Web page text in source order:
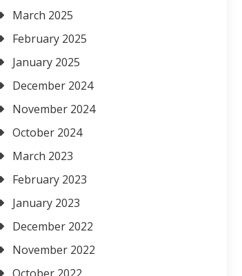
March 2025
February 2025
January 2025
December 2024
November 2024
October 2024
March 2023
February 2023
January 2023
December 2022
November 2022